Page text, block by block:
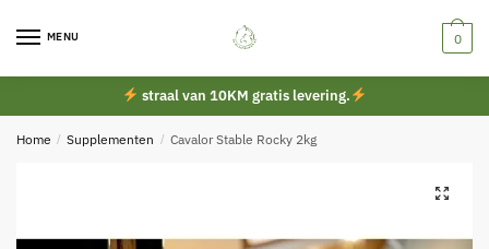
MENU 0
straal van 10KM gratis levering.
Home / Supplementen / Cavalor Stable Rocky 2kg